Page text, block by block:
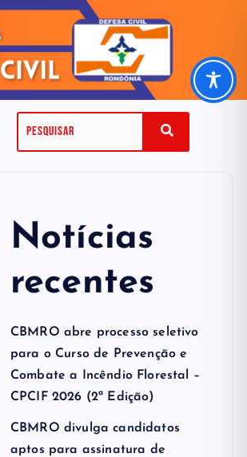
Notícias
recentes
CBMRO abre processo seletivo
para o Curso de Prevenção e
Combate a Incêndio Florestal –
CPCIF 2026 (2ª Edição)
CBMRO divulga candidatos
aptos para assinatura de